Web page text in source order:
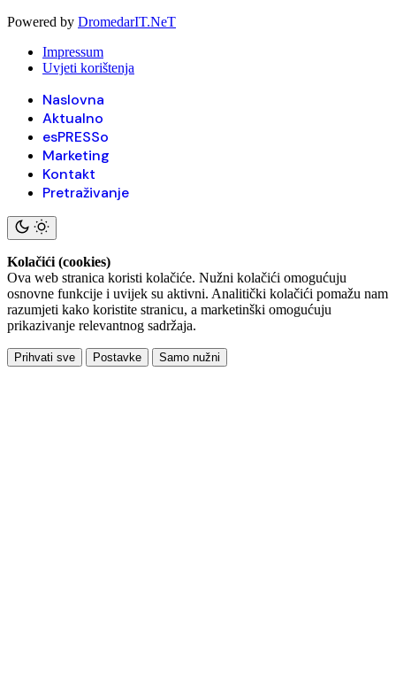
Powered by DromedarIT.NeT
Impressum
Uvjeti korištenja
Naslovna
Aktualno
esPRESSo
Marketing
Kontakt
Pretraživanje
Kolačići (cookies)
Ova web stranica koristi kolačiće. Nužni kolačići omogućuju
osnovne funkcije i uvijek su aktivni. Analitički kolačići pomažu nam
razumjeti kako koristite stranicu, a marketinški omogućuju
prikazivanje relevantnog sadržaja.
Prihvati sve Postavke Samo nužni